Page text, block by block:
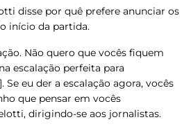
disse por quê prefere anunciar os
início da partida.
Não quero que vocês fiquem
escalação perfeita para
Se eu der a escalação agora, vocês
que pensar em vocês
dirigindo-se aos jornalistas.